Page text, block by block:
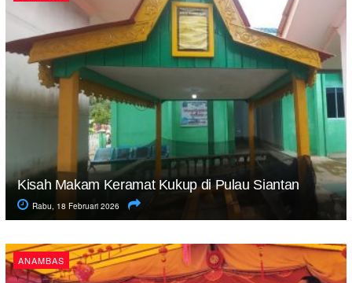
Kisah Makam Keramat Kukup di Pulau Siantan
Rabu, 18 Februari 2026
ANAMBAS